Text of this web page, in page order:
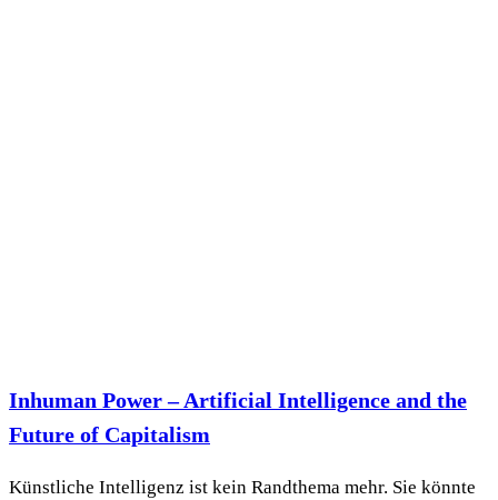
Inhuman Power – Artificial Intelligence and the
Future of Capitalism
Künstliche Intelligenz ist kein Randthema mehr. Sie könnte